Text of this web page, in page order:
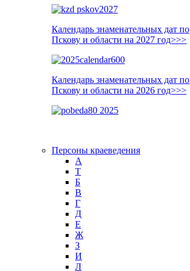
Календарь знаменательных дат по
Пскову и области на 2027 год>>>
Календарь знаменательных дат по
Пскову и области на 2026 год>>>
Персоны краеведения
А
T
Б
В
Г
Д
Е
Ж
З
И
Л